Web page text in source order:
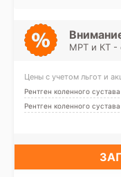
МРТ и КТ -
Цены с учетом льгот и
Рентген коленного
Рентген коленного